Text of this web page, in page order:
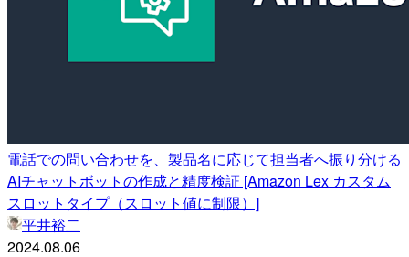
電話での問い合わせを、製品名に応じて担当者へ振り分ける
AIチャットボットの作成と精度検証 [Amazon Lex カスタム
スロットタイプ（スロット値に制限）]
平井裕二
2024.08.06